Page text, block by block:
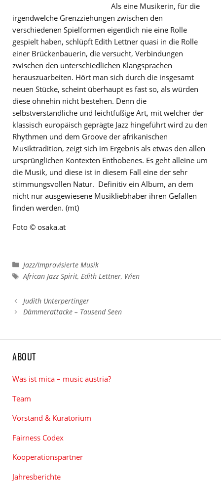
Als eine Musikerin, für die
irgendwelche Grenzziehungen zwischen den
verschiedenen Spielformen eigentlich nie eine Rolle
gespielt haben, schlüpft Edith Lettner quasi in die Rolle
einer Brückenbauerin, die versucht, Verbindungen
zwischen den unterschiedlichen Klangsprachen
herauszuarbeiten. Hört man sich durch die insgesamt
neuen Stücke, scheint überhaupt es fast so, als würden
diese ohnehin nicht bestehen. Denn die
selbstverständliche und leichtfüßige Art, mit welcher der
klassisch europäisch geprägte Jazz hingeführt wird zu den
Rhythmen und dem Groove der afrikanischen
Musiktradition, zeigt sich im Ergebnis als etwas den allen
ursprünglichen Kontexten Enthobenes. Es geht alleine um
die Musik, und diese ist in diesem Fall eine der sehr
stimmungsvollen Natur. Definitiv ein Album, an dem
nicht nur ausgewiesene Musikliebhaber ihren Gefallen
finden werden. (mt)
Foto © osaka.at
Kategorien
Jazz/Improvisierte Musik
Schlagwörter
African Jazz Spirit,Edith Lettner, Wien
Judith Unterpertinger
Dämmerattacke – Tausend Seen
ABOUT
Was ist mica – music austria?
Team
Vorstand & Kuratorium
Fairness Codex
Kooperationspartner
Jahresberichte